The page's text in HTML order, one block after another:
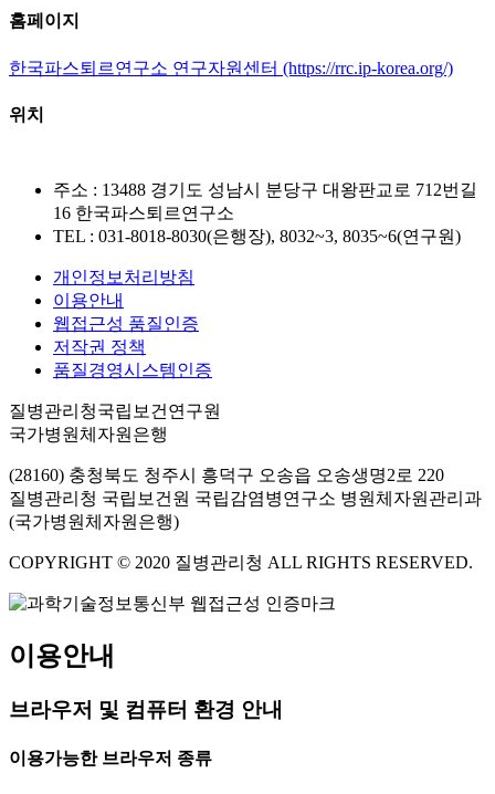
홈페이지
한국파스퇴르연구소 연구자원센터 (https://rrc.ip-korea.org/)
위치
주소 : 13488 경기도 성남시 분당구 대왕판교로 712번길
16 한국파스퇴르연구소
TEL : 031-8018-8030(은행장), 8032~3, 8035~6(연구원)
개인정보처리방침
이용안내
웹접근성 품질인증
저작권 정책
품질경영시스템인증
질병관리청국립보건연구원
국가병원체자원은행
(28160) 충청북도 청주시 흥덕구 오송읍 오송생명2로 220
질병관리청 국립보건원 국립감염병연구소 병원체자원관리과
(국가병원체자원은행)
COPYRIGHT © 2020 질병관리청 ALL RIGHTS RESERVED.
이용안내
브라우저 및 컴퓨터 환경 안내
이용가능한 브라우저 종류